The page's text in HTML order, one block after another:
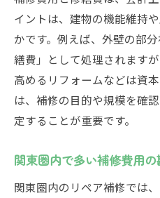
イントは、建物の機能維持
かです。例えば、外壁の部
繕費」として処理されます
高めるリフォームなどは資
は、補修の目的や規模を確
定することが重要です。
関東圏内で多い補修費用
関東圏内のリペア補修では